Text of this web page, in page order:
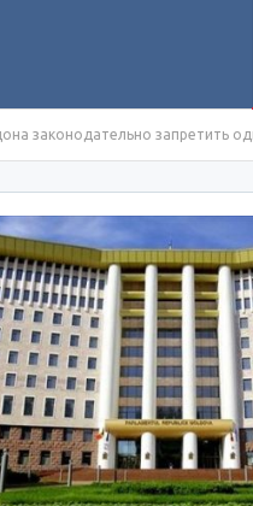
законодательно запретить